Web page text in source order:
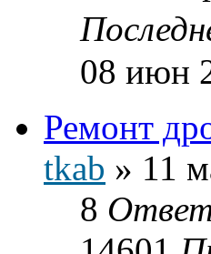
08 июн
Ремонт
tkab » 11
8